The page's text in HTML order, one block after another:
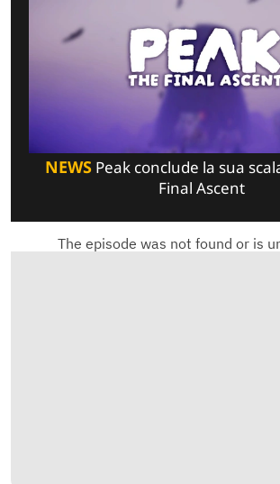
NEWSPeak conclude la sua
Final Ascent